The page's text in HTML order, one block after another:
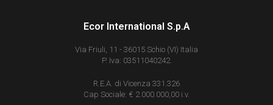
Ecor International S.p.A
Via Friuli, 11 - 36015 Schio (VI) Italia
P. Iva: 03511040242.
R.E.A. di Vicenza 331.326
Cap Sociale: € 2.000.000,00 i.v.